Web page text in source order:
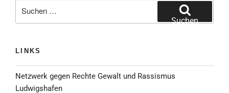
Suchen
LINKS
Netzwerk gegen Rechte Gewalt und Rassismus
Ludwigshafen